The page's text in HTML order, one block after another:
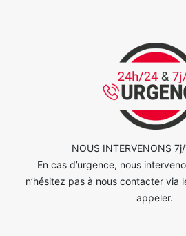
NOUS INTERVENONS
En cas d’urgence, nous
n’hésitez pas à nous contacter via
appeler.